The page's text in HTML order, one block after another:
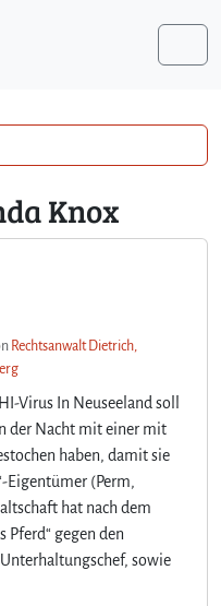
Knox
Rechtsanwalt Dietrich,
Virus In Neuseeland soll
der Nacht mit einer mit
haben, damit sie
Eigentümer (Perm,
hat nach dem
Pferd“ gegen den
sowie